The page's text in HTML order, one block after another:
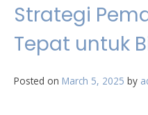
Strategi
Tepat untuk
Posted on March 5, 2025 by